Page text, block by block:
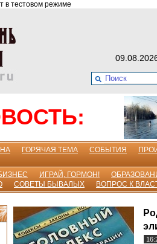
в тестовом режиме
ГОРЯЧАЯ ТЕМА СОБЫТИЯ
ИГРАЙ, ГОРМОН!
СОВЕТЫ БЫВАЛЫХ ВОПРОС К